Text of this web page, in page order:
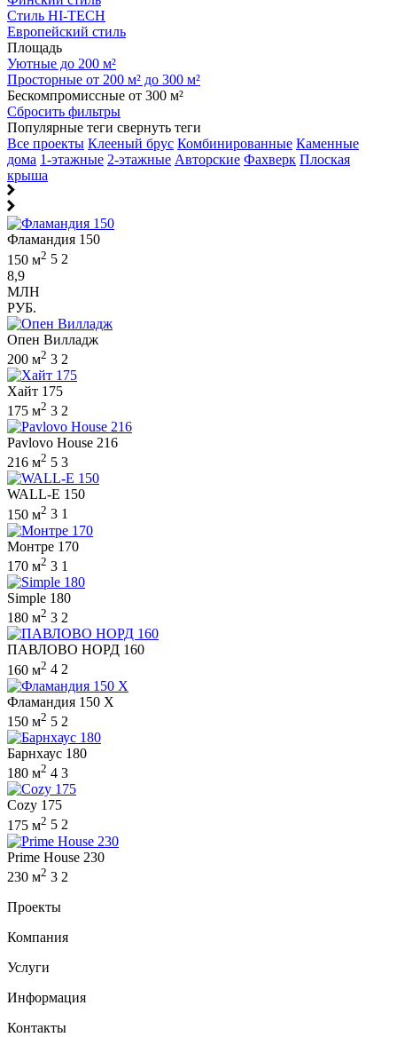
Стиль HI-TECH
Европейский стиль
Площадь
Уютные до 200 м²
Просторные от 200 м² до 300 м²
Бескомпромиссные от 300 м²
Сбросить фильтры
Популярные теги свернуть теги
Все проекты Клееный брус Комбинированные Каменные
дома 1-этажные 2-этажные Авторские Фахверк Плоская
крыша
Фламандия 150
150 м2 5 2
8,9
МЛН
РУБ.
Опен Вилладж
200 м2 3 2
Хайт 175
175 м2 3 2
Pavlovo House 216
216 м2 5 3
WALL-E 150
150 м2 3 1
Монтре 170
170 м2 3 1
Simple 180
180 м2 3 2
ПАВЛОВО НОРД 160
160 м2 4 2
Фламандия 150 X
150 м2 5 2
Барнхаус 180
180 м2 4 3
Cozy 175
175 м2 5 2
Prime House 230
230 м2 3 2
Проекты
Компания
Услуги
Информация
Контакты